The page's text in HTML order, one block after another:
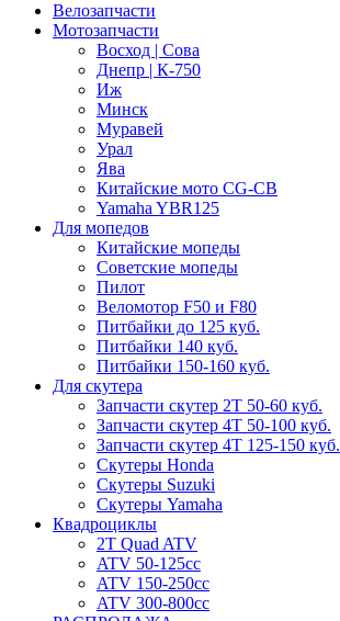
Велозапчасти
Мотозапчасти
Восход | Сова
Днепр | К-750
Иж
Минск
Муравей
Урал
Ява
Китайские мото CG-CB
Yamaha YBR125
Для мопедов
Китайские мопеды
Советские мопеды
Пилот
Веломотор F50 и F80
Питбайки до 125 куб.
Питбайки 140 куб.
Питбайки 150-160 куб.
Для скутера
Запчасти скутер 2Т 50-60 куб.
Запчасти скутер 4Т 50-100 куб.
Запчасти скутер 4Т 125-150 куб.
Скутеры Honda
Скутеры Suzuki
Скутеры Yamaha
Квадроциклы
2T Quad ATV
ATV 50-125cc
ATV 150-250cc
ATV 300-800cc